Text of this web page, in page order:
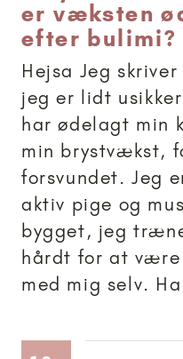
er væksten
efter bulimi?
Hejsa Jeg
jeg er lidt
har ødelagt min
min brystvækst,
forsvundet. Jeg
aktiv pige og
bygget, jeg
hårdt for at
med mig selv.